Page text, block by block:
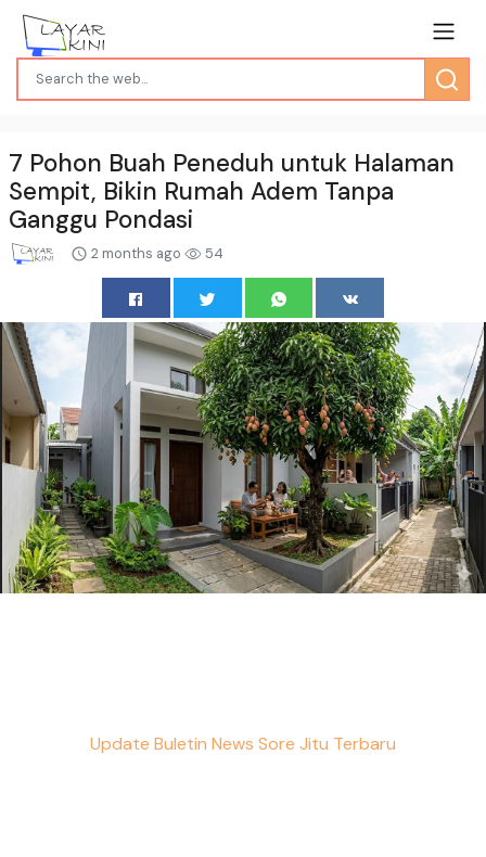
7 Pohon Buah Peneduh untuk Halaman
Sempit, Bikin Rumah Adem Tanpa
Ganggu Pondasi
2 months ago 54
Update Buletin News Sore Jitu Terbaru